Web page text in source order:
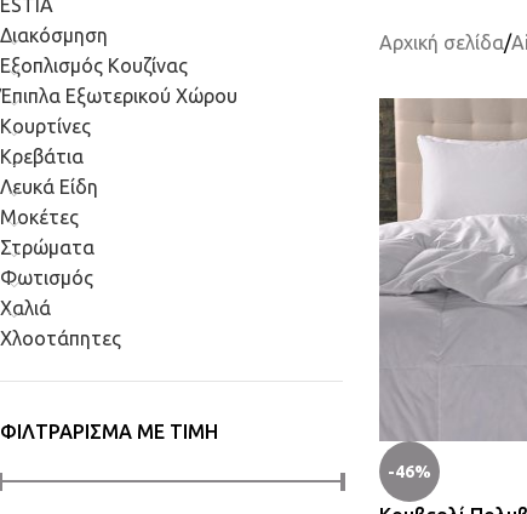
ESTIA
Διακόσμηση
Εξοπλισμός Κουζίνας
Έπιπλα Εξωτερικού Χώρου
Κουρτίνες
Κρεβάτια
Λευκά Είδη
Μοκέτες
Στρώματα
Φωτισμός
Χαλιά
Χλοοτάπητες
ΦΙΛΤΡΆΡΙΣΜΑ ΜΕ ΤΙΜΉ
Αρχική σελίδα/
-46%